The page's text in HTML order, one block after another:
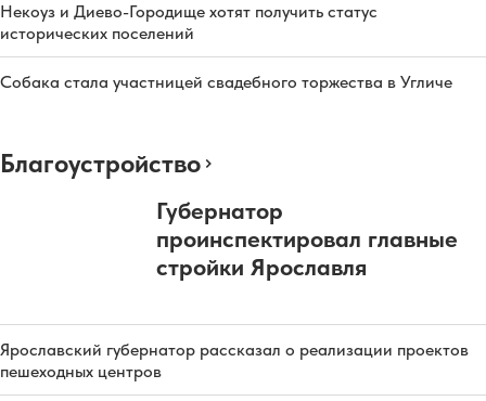
Некоуз и Диево-Городище хотят получить статус
исторических поселений
Собака стала участницей свадебного торжества в Угличе
Благоустройство
Губернатор
проинспектировал главные
стройки Ярославля
Ярославский губернатор рассказал о реализации проектов
пешеходных центров